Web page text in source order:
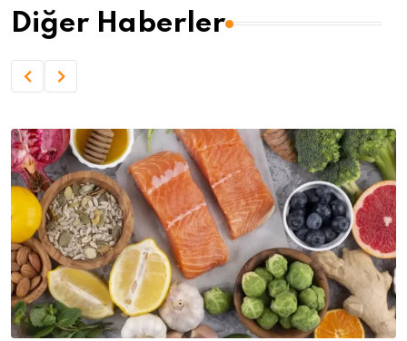
Diğer Haberler